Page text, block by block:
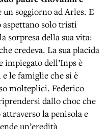
soggiorno ad Arles. E
solo tristi
sorpresa della sua vita:
credeva. La sua placida
impiegato dell’Inps è
le famiglie che si è
molteplici. Federico
dallo choc che
la penisola e
un’eredità